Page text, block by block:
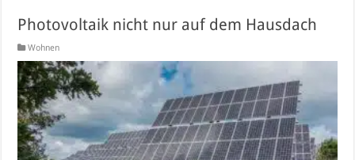
Photovoltaik nicht nur auf dem Hausdach
Wohnen